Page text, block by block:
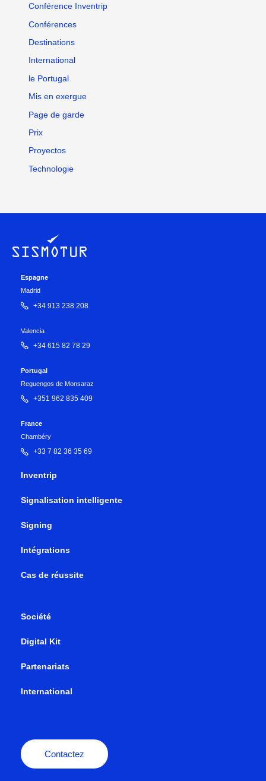
Conférence Inventrip
Conférences
Destinations
International
le Portugal
Mis en exergue
Page de garde
Prix
Proyectos
Technologie
Espagne
Madrid
+34 913 238 208
Valencia
+34 615 82 78 29
Portugal
Reguengos de Monsaraz
+351 962 835 409
France
Chambéry
+33 7 82 36 35 69
Inventrip
Signalisation intelligente
Signing
Intégrations
Cas de réussite
Société
Digital Kit
Partenariats
International
Contactez